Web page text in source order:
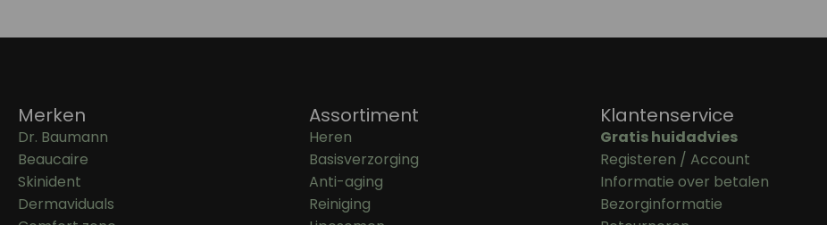
Merken
Dr. Baumann
Beaucaire
Skinident
Dermaviduals
Assortiment
Heren
Basisverzorging
Anti-aging
Reiniging
Klantenservice
Gratis huidadvies
Registeren / Account
Informatie over betalen
Bezorginformatie